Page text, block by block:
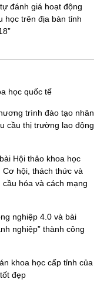
đánh giá hoạt động
học trên địa bàn tỉnh
học quốc tế
trình đào tạo nhân
cầu thị trường lao động
Hội thảo khoa học
hội, thách thức và
hóa và cách mạng
nghiệp 4.0 và bài
nghiệp” thành công
khoa học cấp tỉnh của
đẹp